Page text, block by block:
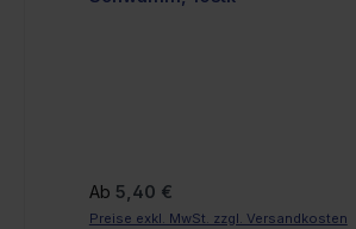
Regulärer Preis:
Ab 5,40 €
Preise exkl. MwSt. zzgl. Versandkosten